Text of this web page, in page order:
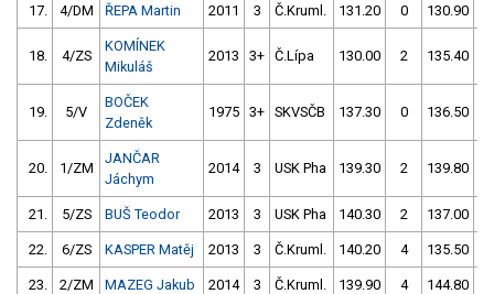
17. 4/DM ŘEPA Martin 2011 3 Č.Kruml. 131.20 0 130.90
18. 4/ZS
KOMÍNEK
Mikuláš
2013 3+ Č.Lípa 130.00 2 135.40
19. 5/V
BOČEK
Zdeněk
1975 3+ SKVSČB 137.30 0 136.50
20. 1/ZM
JANČAR
Jáchym
2014 3 USK Pha 139.30 2 139.80
21. 5/ZS BUŠ Teodor 2013 3 USK Pha 140.30 2 137.00
22. 6/ZS KASPER Matěj 2013 3 Č.Kruml. 140.20 4 135.50
23. 2/ZM MAZEG Jakub 2014 3 Č.Kruml. 139.90 4 144.80